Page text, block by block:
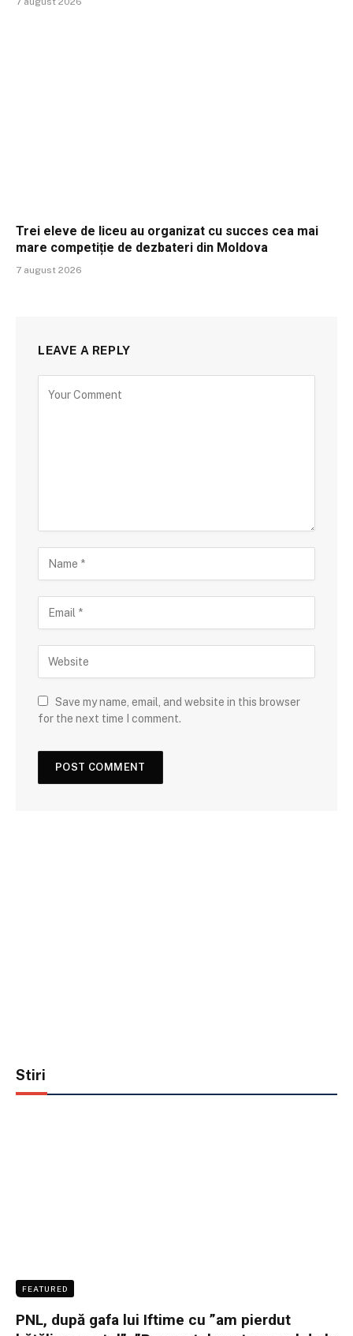
Trei eleve de liceu au organizat cu succes cea mai
mare competiție de dezbateri din Moldova
7 august 2026
LEAVE A REPLY
Save my name, email, and website in this browser
for the next time I comment.
Stiri
FEATURED
PNL, după gafa lui Iftime cu ”am pierdut